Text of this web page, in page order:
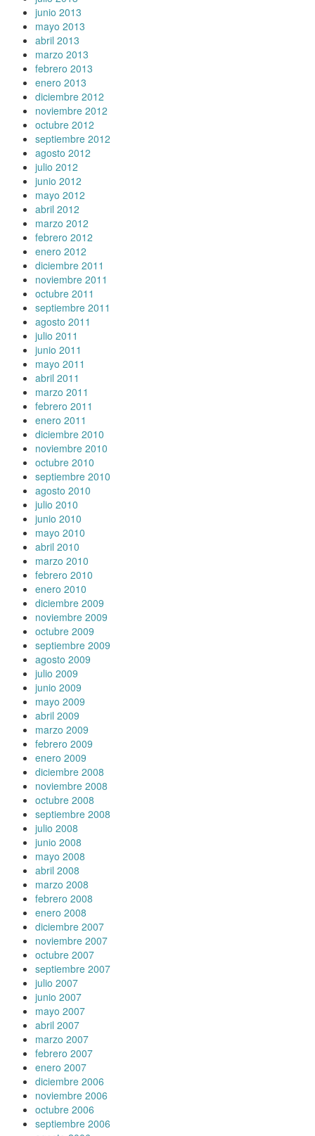
junio 2013
mayo 2013
abril 2013
marzo 2013
febrero 2013
enero 2013
diciembre 2012
noviembre 2012
octubre 2012
septiembre 2012
agosto 2012
julio 2012
junio 2012
mayo 2012
abril 2012
marzo 2012
febrero 2012
enero 2012
diciembre 2011
noviembre 2011
octubre 2011
septiembre 2011
agosto 2011
julio 2011
junio 2011
mayo 2011
abril 2011
marzo 2011
febrero 2011
enero 2011
diciembre 2010
noviembre 2010
octubre 2010
septiembre 2010
agosto 2010
julio 2010
junio 2010
mayo 2010
abril 2010
marzo 2010
febrero 2010
enero 2010
diciembre 2009
noviembre 2009
octubre 2009
septiembre 2009
agosto 2009
julio 2009
junio 2009
mayo 2009
abril 2009
marzo 2009
febrero 2009
enero 2009
diciembre 2008
noviembre 2008
octubre 2008
septiembre 2008
julio 2008
junio 2008
mayo 2008
abril 2008
marzo 2008
febrero 2008
enero 2008
diciembre 2007
noviembre 2007
octubre 2007
septiembre 2007
julio 2007
junio 2007
mayo 2007
abril 2007
marzo 2007
febrero 2007
enero 2007
diciembre 2006
noviembre 2006
octubre 2006
septiembre 2006